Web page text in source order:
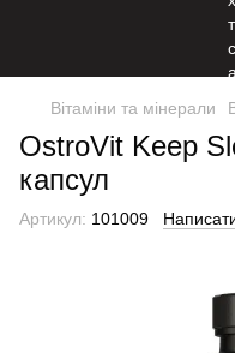
Вітаміни та мінерали
OstroVit Keep
капсул
Артикул: 101009